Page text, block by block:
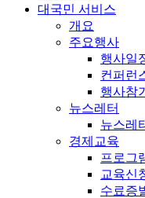
대국민 서비스
개요
주요행사
행사일
컨퍼런
행사참
뉴스레터
뉴스레
경제교육
프로그
교육신
수료증